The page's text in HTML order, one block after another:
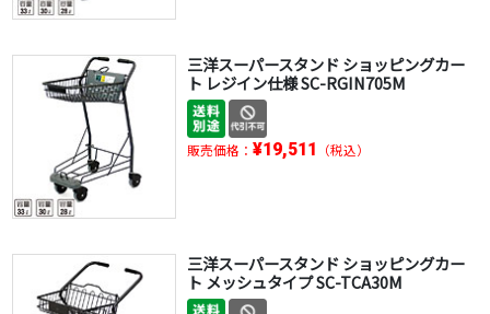
三洋スーパースタンド ショッピングカー
ト レジイン仕様 SC-RGIN705M
販売価格： ¥19,511 （税込）
三洋スーパースタンド ショッピングカー
ト メッシュタイプ SC-TCA30M